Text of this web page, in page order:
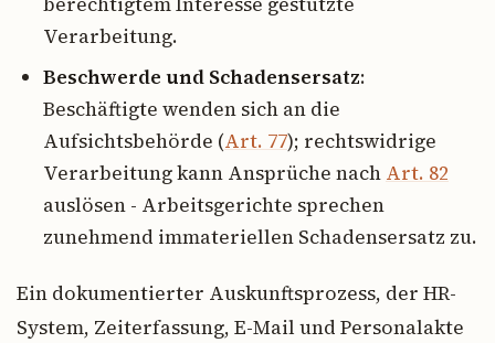
Verarbeitung.
Beschwerde und Schadensersatz:
Beschäftigte wenden sich an die
Aufsichtsbehörde (Art. 77); rechtswidrige
Verarbeitung kann Ansprüche nach Art. 82
auslösen - Arbeitsgerichte sprechen
zunehmend immateriellen Schadensersatz zu.
Ein dokumentierter Auskunftsprozess, der HR-
System, Zeiterfassung, E-Mail und Personalakte